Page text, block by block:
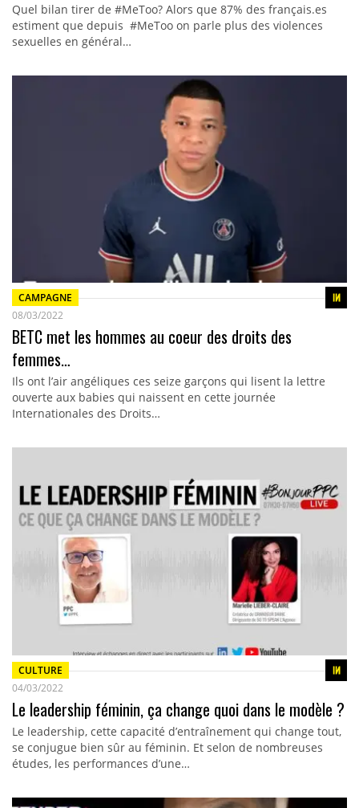
Quel bilan tirer de #MeToo? Alors que 87% des français.es
estiment que depuis #MeToo on parle plus des violences
sexuelles en général…
CAMPAGNE
08/03/2022
BETC met les hommes au coeur des droits des
femmes…
Ils ont l’air angéliques ces seize garçons qui lisent la lettre
ouverte aux babies qui naissent en cette journée
Internationales des Droits…
CULTURE
04/03/2022
Le leadership féminin, ça change quoi dans le modèle ?
Le leadership, cette capacité d’entraînement qui change tout,
se conjugue bien sûr au féminin. Et selon de nombreuses
études, les performances d’une…